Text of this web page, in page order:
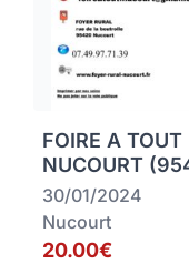
FOIRE A TOUT
NUCOURT
30/01/2024
Nucourt
20.00€